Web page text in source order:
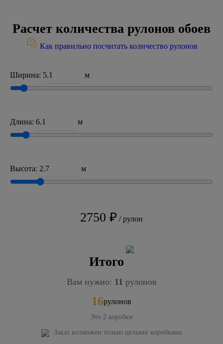
Расчет количества рулонов обоев
Как правильно посчитать количество рулонов
Ширина: м
Длина: м
Высота: м
2750 ₽ / рулон
Итого
Вам нужно: 11 рулонов
16рулонов
Это 2 коробки
Заказ возможен только целыми коробками